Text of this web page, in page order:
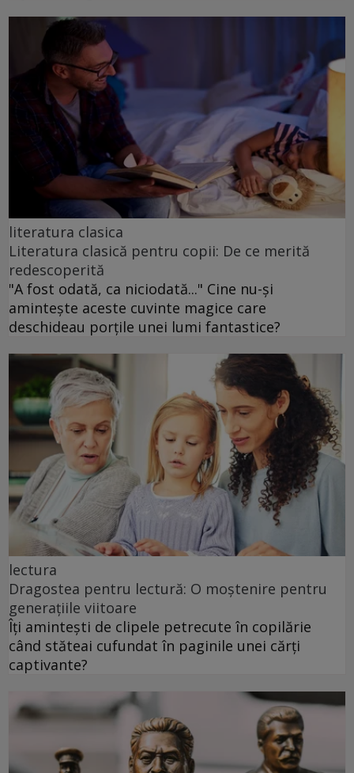
literatura clasica
Literatura clasică pentru copii: De ce merită
redescoperită
"A fost odată, ca niciodată..." Cine nu-și
amintește aceste cuvinte magice care
deschideau porțile unei lumi fantastice?
lectura
Dragostea pentru lectură: O moștenire pentru
generațiile viitoare
Îți amintești de clipele petrecute în copilărie
când stăteai cufundat în paginile unei cărți
captivante?